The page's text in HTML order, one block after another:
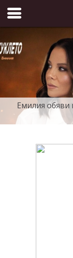
Folk.bg
Емилия обяви